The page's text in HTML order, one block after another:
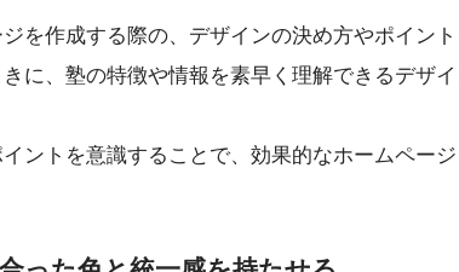
を作成する際の、デザインの決め方やポイント
に、塾の特徴や情報を素早く理解できるデザ
ントを意識することで、効果的なホームページ